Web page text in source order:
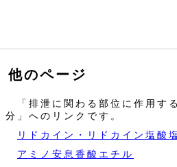
他のページ
「排泄に関わる部位に作用す
分」へのリンクです。
リドカイン・リドカイン塩酸塩
アミノ安息香酸エチル